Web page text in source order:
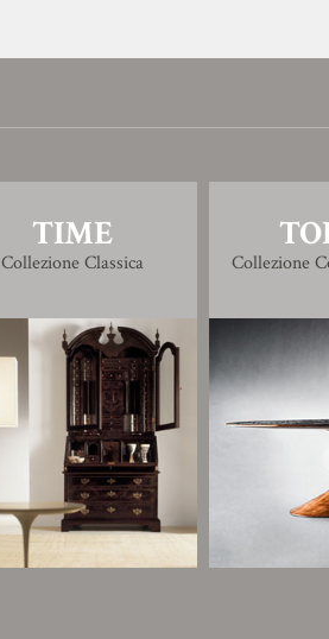
TIME
Collezione Classica Collezione